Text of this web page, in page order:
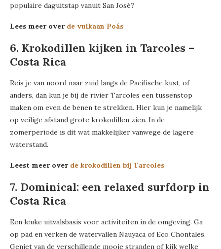
populaire daguitstap vanuit San José?
Lees meer over de vulkaan Poás
6. Krokodillen kijken in Tarcoles –
Costa Rica
Reis je van noord naar zuid langs de Pacifische kust, of
anders, dan kun je bij de rivier Tarcoles een tussenstop
maken om even de benen te strekken. Hier kun je namelijk
op veilige afstand grote krokodillen zien. In de
zomerperiode is dit wat makkelijker vanwege de lagere
waterstand.
Leest meer over de krokodillen bij Tarcoles
7. Dominical: een relaxed surfdorp in
Costa Rica
Een leuke uitvalsbasis voor activiteiten in de omgeving. Ga
op pad en verken de watervallen Nauyaca of Eco Chontales.
Geniet van de verschillende mooie stranden of kijk welke